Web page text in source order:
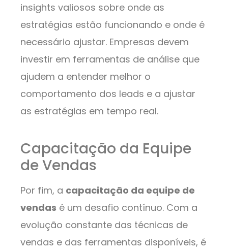
insights valiosos sobre onde as
estratégias estão funcionando e onde é
necessário ajustar. Empresas devem
investir em ferramentas de análise que
ajudem a entender melhor o
comportamento dos leads e a ajustar
as estratégias em tempo real.
Capacitação da Equipe
de Vendas
Por fim, a capacitação da equipe de
vendas é um desafio contínuo. Com a
evolução constante das técnicas de
vendas e das ferramentas disponíveis, é